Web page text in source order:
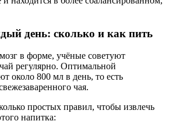
день: сколько и как пить
в форме, учёные советуют
регулярно. Оптимальной
около 800 мл в день, то есть
чая.
простых правил, чтобы извлечь
напитка: